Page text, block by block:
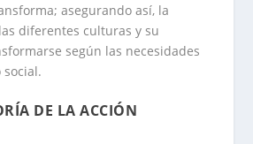
asegurando así, la
diferentes culturas y su
según las necesidades
social.
DE LA ACCIÓN